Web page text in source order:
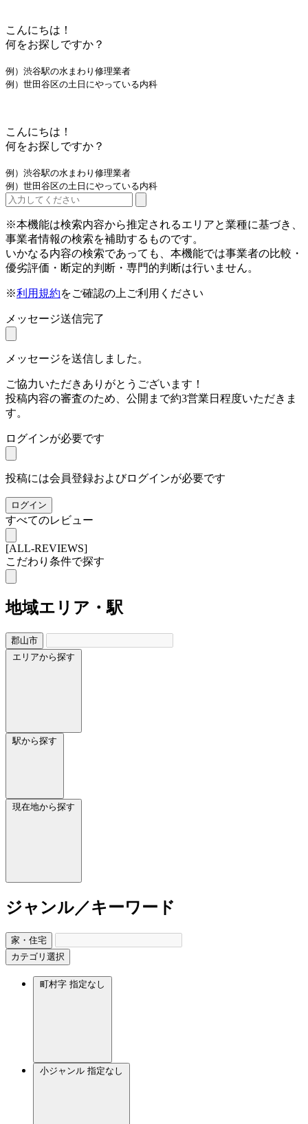
こんにちは！
何をお探しですか？
例）渋谷駅の水まわり修理業者
例）世田谷区の土日にやっている内科
こんにちは！
何をお探しですか？
例）渋谷駅の水まわり修理業者
例）世田谷区の土日にやっている内科
※本機能は検索内容から推定されるエリアと業種に基づき、
事業者情報の検索を補助するものです。
いかなる内容の検索であっても、本機能では事業者の比較・
優劣評価・断定的判断・専門的判断は行いません。
※利用規約をご確認の上ご利用ください
メッセージ送信完了
メッセージを送信しました。
ご協力いただきありがとうございます！
投稿内容の審査のため、公開まで約3営業日程度いただきま
す。
ログインが必要です
投稿には会員登録およびログインが必要です
ログイン
すべてのレビュー
[ALL-REVIEWS]
こだわり条件で探す
地域エリア・駅
郡山市
エリアから探す
駅から探す
現在地から探す
ジャンル／キーワード
家・住宅
カテゴリ選択
町村字 指定なし
小ジャンル 指定なし